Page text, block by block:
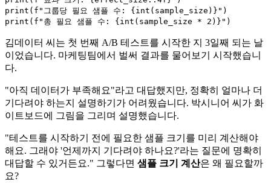
print ( f"그룹당 필요 샘플 수: { int (sample_size)} "
print ( f"총 필요 샘플 수: { int (sample_size * 2 )} "
김데이터 씨는 첫 번째 A/B 테스트를 시작한 지 3일째 되는 날
이었습니다. 마케팅팀에서 벌써 결과를 물어보기 시작했습니
다.
"아직 데이터가 부족해요"라고 대답했지만, 정확히 얼마나 더
기다려야 하는지 설명하기가 어려웠습니다. 박시니어 씨가 화
이트보드에 그림을 그리며 설명했습니다.
"테스트를 시작하기 전에 필요한 샘플 크기를 미리 계산해야
해요. 그래야 '언제까지 기다려야 하나요?'라는 질문에 명확히
대답할 수 있거든요." 그렇다면 샘플 크기 계산은 왜 필요할까
요?